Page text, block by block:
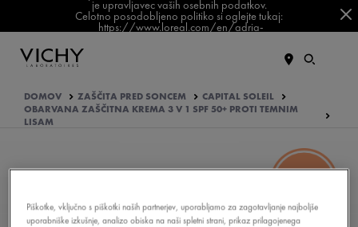
je upravljavec vaših osebnih podatkov.
Celotno posodobljeno politiko si oglejte tukaj:
https://www.loreal.com/en/adria-
DOMOV ZAŠČITA PRED SONCEM
CAPITAL SOLEIL
OBARVANA ZAŠČITNA KREMA 3 V 1 SPF 50+ PROTI TEMNIM
LISAM
Piškotke, vključno s piškotki naših partnerjev, uporabljamo za zagotavljanje najboljše
uporabniške izkušnje, analizo obiska na naši spletni strani, prikaz prilagojenega